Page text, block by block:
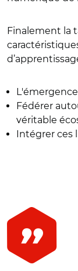
Finalement la
Fédérer
véritable
Intégrer ces